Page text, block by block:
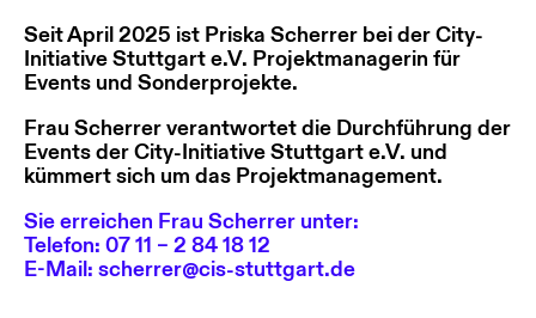
Seit April 2025 ist Priska Scherrer bei der City-
Initiative Stuttgart e.V. Projektmanagerin für
Events und Sonderprojekte.
Frau Scherrer verantwortet die Durchführung der
Events der City-Initiative Stuttgart e.V. und
kümmert sich um das Projektmanagement.
Sie erreichen Frau Scherrer unter:
Telefon: 07 11 – 2 84 18 12
E-Mail: scherrer@cis-stuttgart.de